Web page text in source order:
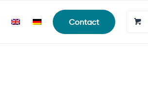
Contact